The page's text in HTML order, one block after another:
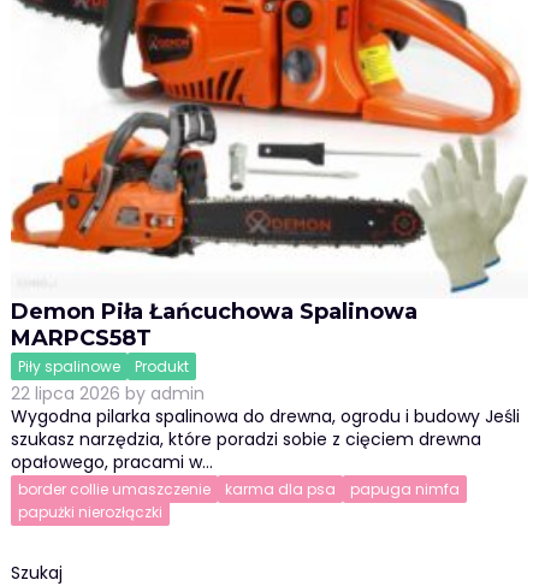
Demon Piła Łańcuchowa Spalinowa
MARPCS58T
Piły spalinowe Produkt
22 lipca 2026 by admin
Wygodna pilarka spalinowa do drewna, ogrodu i budowy Jeśli
szukasz narzędzia, które poradzi sobie z cięciem drewna
opałowego, pracami w…
border collie umaszczenie karma dla psa
papuga nimfa
papużki nierozłączki
Szukaj